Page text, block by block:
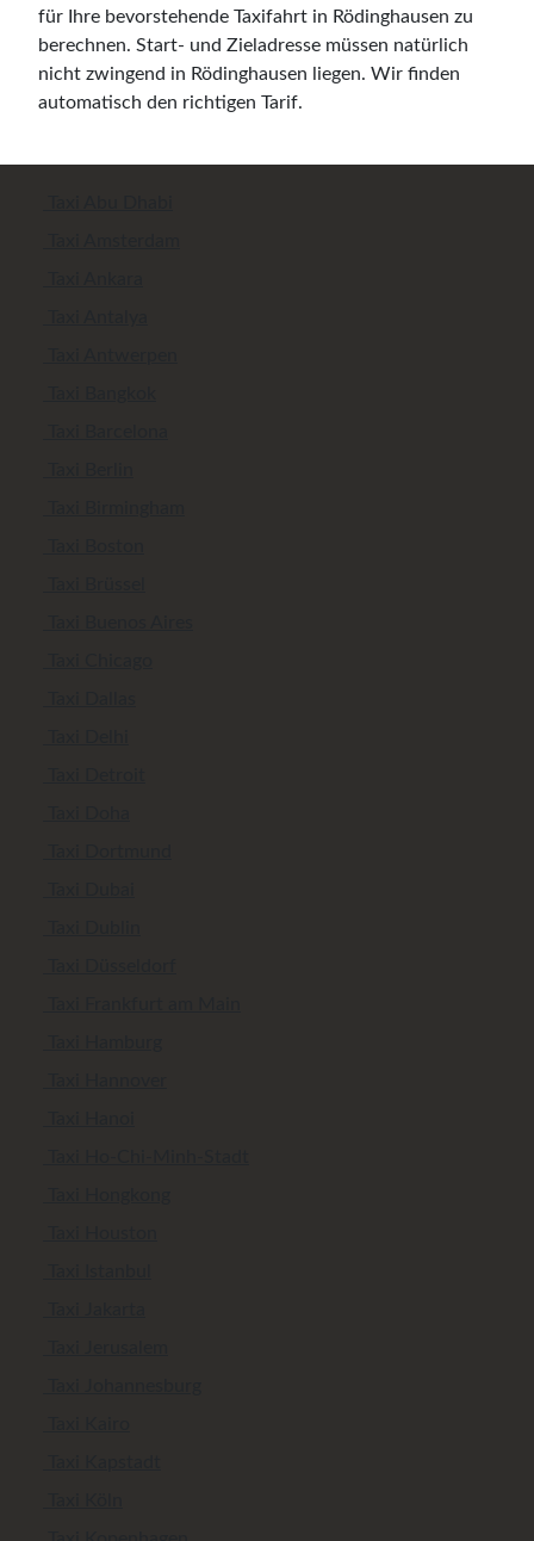
für Ihre bevorstehende Taxifahrt in Rödinghausen zu
berechnen. Start- und Zieladresse müssen natürlich
nicht zwingend in Rödinghausen liegen. Wir finden
automatisch den richtigen Tarif.